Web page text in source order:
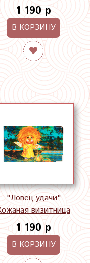
1 190 р
В КОРЗИНУ
"Ловец удачи"
визитница
1 190 р
В КОРЗИНУ